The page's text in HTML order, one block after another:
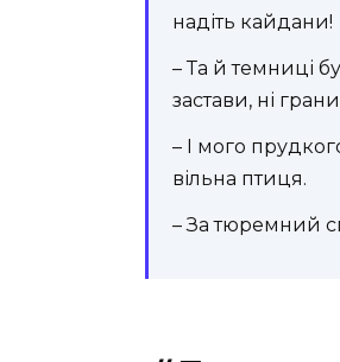
надіть кайдани!
– Та й темниці
застави, ні
– І мого
вільна птиця.
– За тюремний